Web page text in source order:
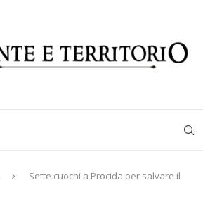
Sette cuochi a Procida per salvare il